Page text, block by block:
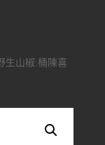
生山椒:桶陳喜